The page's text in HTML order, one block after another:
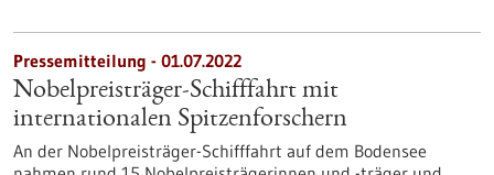
Pressemitteilung - 01.07.2022
Nobelpreisträger-Schifffahrt mit
internationalen Spitzenforschern
An der Nobelpreisträger-Schifffahrt auf dem Bodensee